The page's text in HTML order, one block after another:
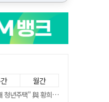
월간
황희…'딸 학비는 年 4200만원'